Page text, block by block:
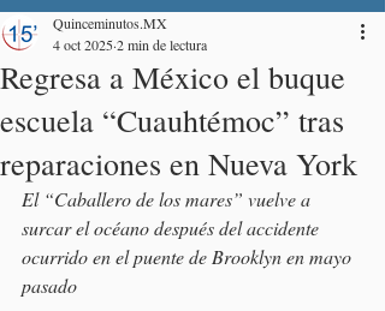
Regresa a México el buque
escuela “Cuauhtémoc” tras
reparaciones en Nueva York
Quinceminutos.MX
4 oct 20252 min de lectura
El “Caballero de los mares” vuelve a
surcar el océano después del accidente
ocurrido en el puente de Brooklyn en mayo
pasado